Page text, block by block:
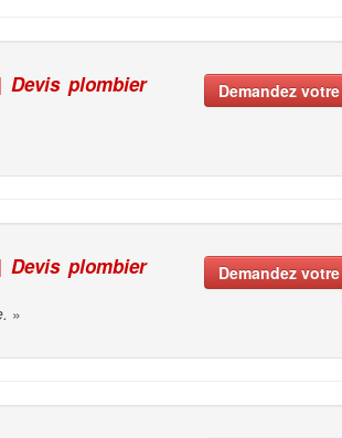
Devis plombier
Demandez
Devis plombier
Demandez
»